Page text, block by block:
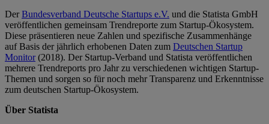
DerBundesverband Deutsche Startups e.V. und die Statista GmbH
veröffentlichen gemeinsam Trendreporte zum Startup-Ökosystem.
Diese präsentieren neue Zahlen und spezifische Zusammenhänge
auf Basis der jährlich erhobenen Daten zum Deutschen Startup
Monitor(2018). Der Startup-Verband und Statista veröffentlichen
mehrere Trendreports pro Jahr zu verschiedenen wichtigen Startup-
Themen und sorgen so für noch mehr Transparenz und Erkenntnisse
zum deutschen Startup-Ökosystem.
Über Statista